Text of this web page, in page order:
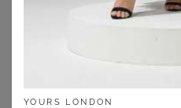
YOURS LONDON